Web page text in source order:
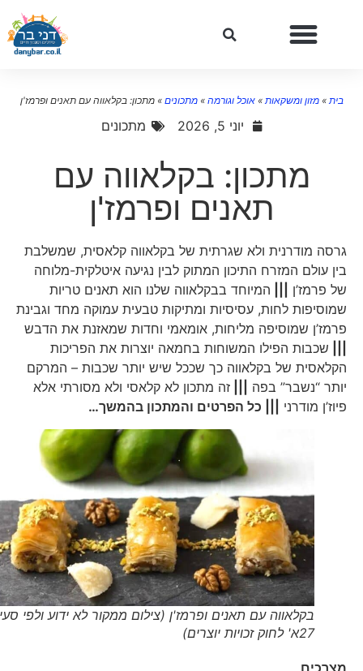
»מזון ומשקאות»אוכל וגורמה»מתכונים»מתכון: בקלאווה עם תאנים ופרמז'ן
יוני 5, 2026 מתכונים
מתכון: בקלאווה עם
תאנים ופרמז'ן
גרסה מודרנית ולא שגרתית של בקלאווה קלאסית, שמשלבת
בין עולם המזרח התיכון המתוק לבין נגיעה איטלקית-מלוחה
של פרמז’ן|||
המיוחד בבקלאווה שלנו הוא תאנים טריות
שמוסיפות לחות, עסיסיות ומתיקות טבעית עמוקה מחד וגבינת
פרמז’ן שמוסיפה מליחות, אומאמי וחדות שמאזנת את הדבש
שכבות הפילו המשוחות בחמאה יוצרות את הפריכות
הקלאסית של בקלאווה כך שככל שיש יותר שכבות – המרקם
יותר “נשבר” בפה|||
זה מתכון לא קלאסי ולא מסורתי אלא
פיוז’ן מודרני||| כל הפרטים והמתכון בהמשך…
בקלאווה עם תאנים ופרמז'ן (צילום ממקור לא ידוע ולפי סעיף